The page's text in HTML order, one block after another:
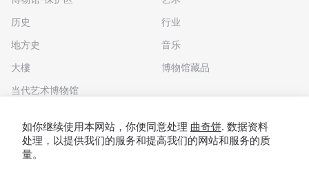
历史
地方史
大樓
当代艺术博物馆
行业
音乐
博物馆藏品
如你继续使用本网站，你便同意处理 曲奇饼. 数据资料
处理，以提供我们的服务和提高我们的网站和服务的质
量。